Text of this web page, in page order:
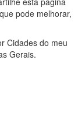
pode melhorar,
Cidades do meu
Gerais.